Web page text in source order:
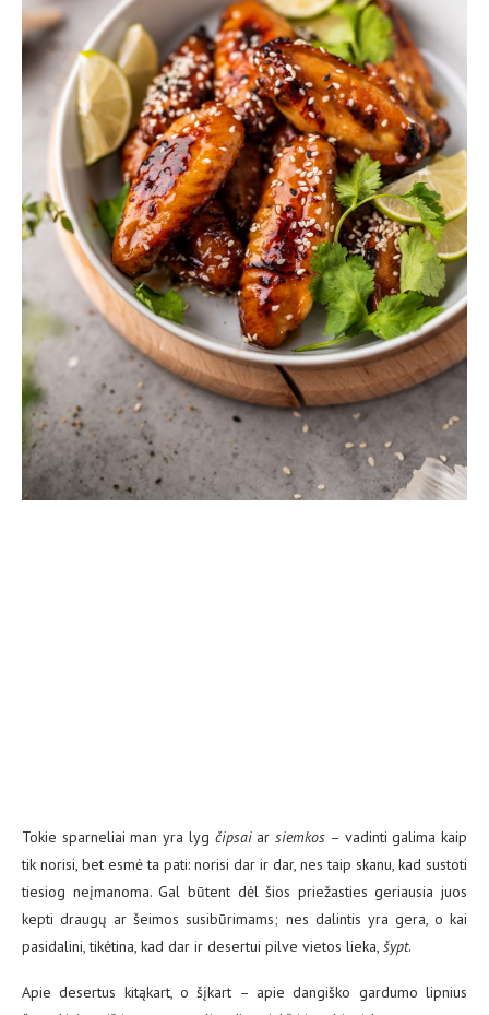
Tokie sparneliai man yra lyg čipsaiarsiemkos – vadinti galima kaip
tik norisi, bet esmė ta pati: norisi dar ir dar, nes taip skanu, kad sustoti
tiesiog neįmanoma. Gal būtent dėl šios priežasties geriausia juos
kepti draugų ar šeimos susibūrimams; nes dalintis yra gera, o kai
pasidalini, tikėtina, kad dar ir desertui pilve vietos lieka, šypt.
Apie desertus kitąkart, o šįkart – apie dangiško gardumo lipnius